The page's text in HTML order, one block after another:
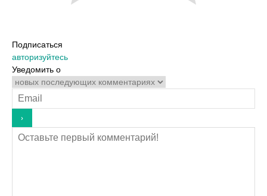
Подписаться
авторизуйтесь
Уведомить о